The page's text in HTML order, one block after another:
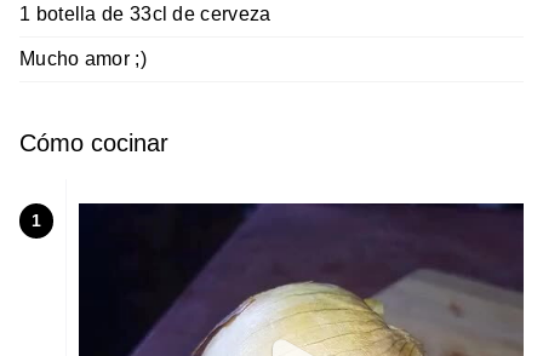
1 botella de 33cl de cerveza
Mucho amor ;)
Cómo cocinar
1